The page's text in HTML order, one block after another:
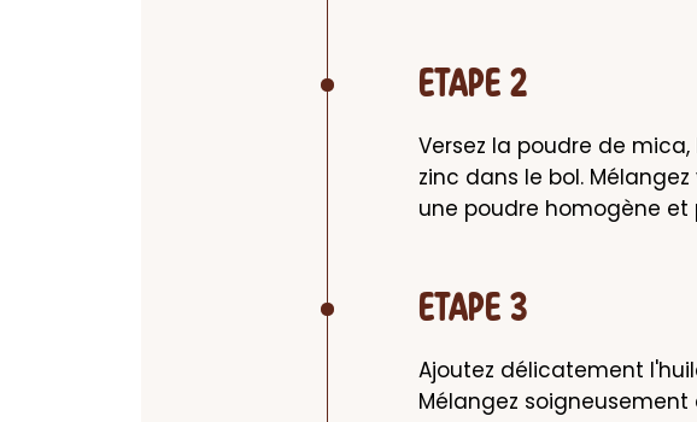
ETAPE 2
Versez la poudre de
zinc dans le bol.
une poudre homogène
ETAPE 3
Ajoutez délicatement
Mélangez